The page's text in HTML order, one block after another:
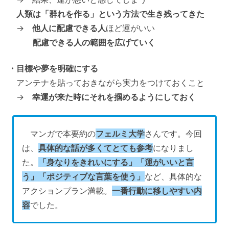
人類は「群れを作る」という方法で生き残ってきた
→ 他人に配慮できる人ほど運がいい
配慮できる人の範囲を広げていく
・目標や夢を明確にする
アンテナを貼っておきながら実力をつけておくこと
→ 幸運が来た時にそれを掴めるようにしておく
マンガで本要約のフェルミ大学さんです。今回
は、具体的な話が多くてとても参考になりまし
た。
「身なりをきれいにする」「運がいいと言
う」「ポジティブな言葉を使う」 など、具体的な
アクションプラン満載。一番行動に移しやすい内
容でした。